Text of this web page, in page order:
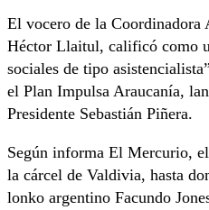
El vocero de la
Héctor Llaitul, calificó como
sociales de tipo
el Plan Impulsa Araucanía,
Presidente Sebastián Piñera.
Según informa El Mercurio,
la cárcel de Valdivia, hasta
lonko argentino Facundo